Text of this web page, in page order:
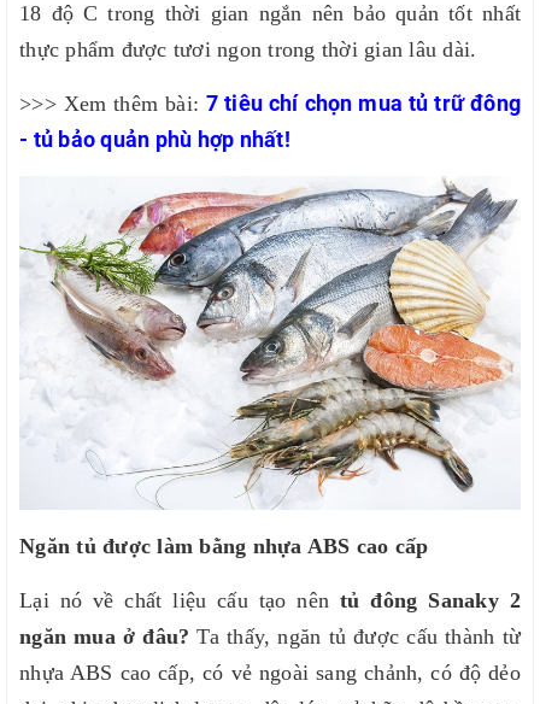
18 độ C trong thời gian ngắn nên bảo quản tốt nhất
thực phẩm được tươi ngon trong thời gian lâu dài.
>>> Xem thêm bài: 7 tiêu chí chọn mua tủ trữ đông
- tủ bảo quản phù hợp nhất!
Ngăn tủ được làm bằng nhựa ABS cao cấp
Lại nó về chất liệu cấu tạo nêntủ đông Sanaky 2
ngăn mua ở đâu?Ta thấy, ngăn tủ được cấu thành từ
nhựa ABS cao cấp, có vẻ ngoài sang chảnh, có độ dẻo